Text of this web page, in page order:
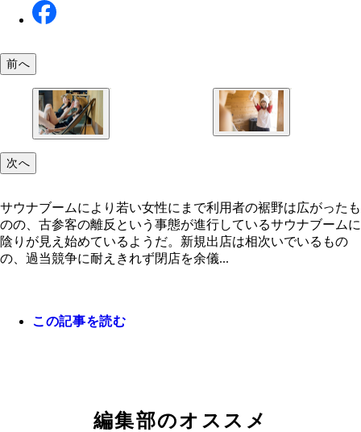
前へ
次へ
サウナブームにより若い女性にまで利用者の裾野は広がったも
のの、古参客の離反という事態が進行しているサウナブームに
陰りが見え始めているようだ。新規出店は相次いでいるもの
の、過当競争に耐えきれず閉店を余儀...
この記事を読む
編集部のオススメ